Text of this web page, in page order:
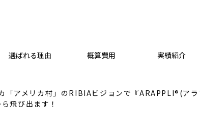
選ばれる理由 概算費用 実績紹介
「アメリカ村」のRIBIAビジョンで『ARAPPLI®(ア
飛び出ます！